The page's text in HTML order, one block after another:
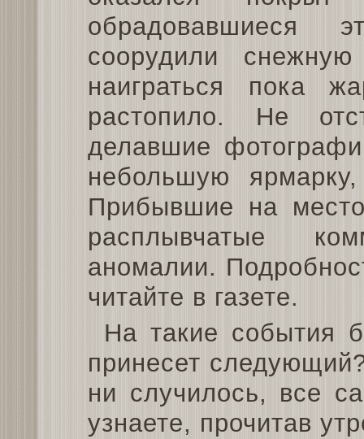
обрадовавшиеся
соорудили
наиграться пока
растопило. Не
делавшие
небольшую
Прибывшие на
расплывчатые
аномалии.
читайте в газете.
На такие события
принесет
ни случилось, все
узнаете, прочитав